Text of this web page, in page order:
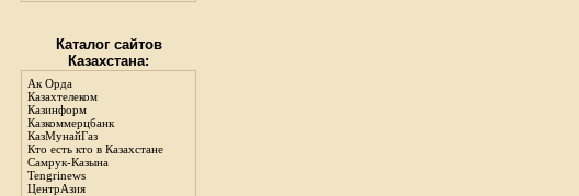
Каталог сайтов
Казахстана:
Ак Орда
Казахтелеком
Казинформ
Казкоммерцбанк
КазМунайГаз
Кто есть кто в Казахстане
Самрук-Казына
Tengrinews
ЦентрАзия